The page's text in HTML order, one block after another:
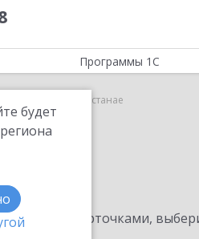
будет
Программы 1С
1С-ОФД в Костанае
карточками,